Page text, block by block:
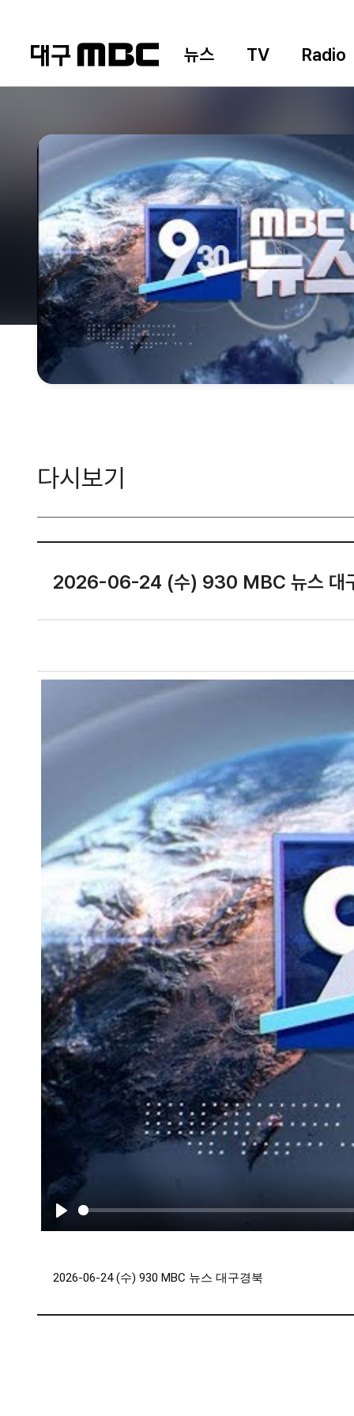
뉴스 TV Radio
다시보기
2026-06-24 (수) 930 MBC 뉴스 대
Play
2026-06-24 (수) 930 MBC 뉴스 대구경북